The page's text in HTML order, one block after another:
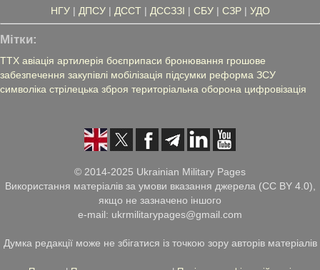
НГУ| ДПСУ| ДССТ| ДССЗЗІ | СБУ| СЗР| УДО
Мітки:
ТТХ авіація артилерія боєприпаси бронювання грошове
забезпечення закупівлі мобілізація підсумки реформа ЗСУ
символіка стрілецька зброя територіальна оборона цифровізація
© 2014-2025 Ukrainian Military Pages
Використання матеріалів за умови вказання джерела (CC BY 4.0),
якщо не зазначено іншого
e-mail: ukrmilitarypages@gmail.com
Думка редакції може не збігатися із точкою зору авторів матеріалів